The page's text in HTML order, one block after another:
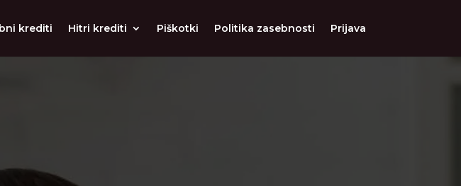
krediti Hitri krediti Piškotki Politika zasebnosti Prijava